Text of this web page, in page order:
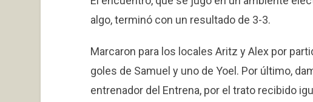
algo, terminó con un resultado de 3-3.
Marcaron para los locales Aritz y Alex por
goles de Samuel y uno de Yoel. Por último,
entrenador del Entrena, por el trato recibido